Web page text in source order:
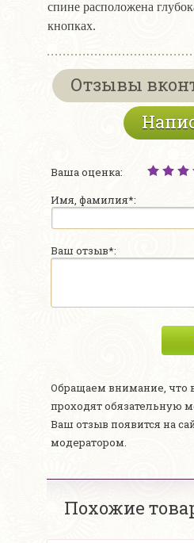
спине расположена
кнопках.
Отзывы
Ваша оценка:
Имя, фамилия*:
Ваш отзыв*:
Обращаем внимание, что
проходят обязательную
Ваш отзыв появится на
модератором.
Похожие